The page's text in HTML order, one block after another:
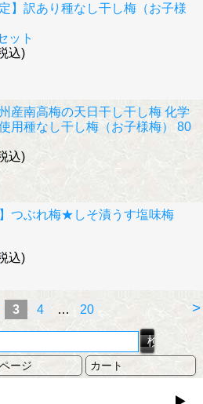
】 訳あり種なし干し梅（お子様
ット
込)
産南高梅の天日干し干し梅 化学
用種なし干し梅（お子様梅） 80
込)
つぶれ梅★しそ漬うす塩味梅
込)
>
3 4 … 20
ージ カート